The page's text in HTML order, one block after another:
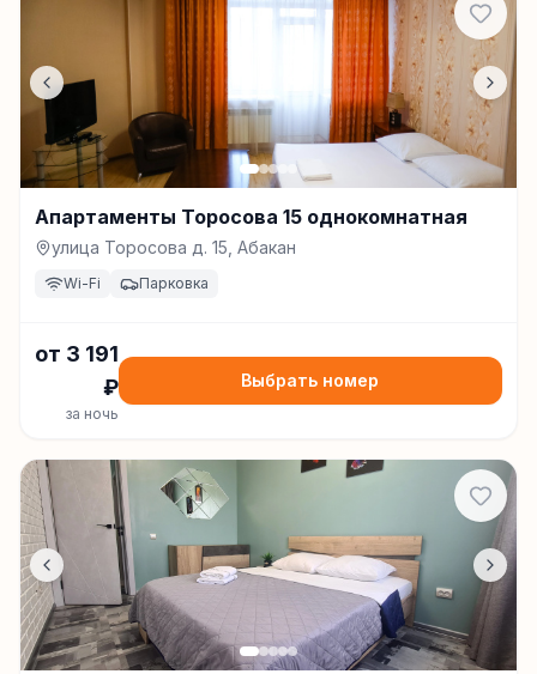
Апартаменты Торосова 15 однокомнатная
улица Торосова д. 15, Абакан
Wi-Fi Парковка
от 3 191
₽
за ночь
Выбрать номер